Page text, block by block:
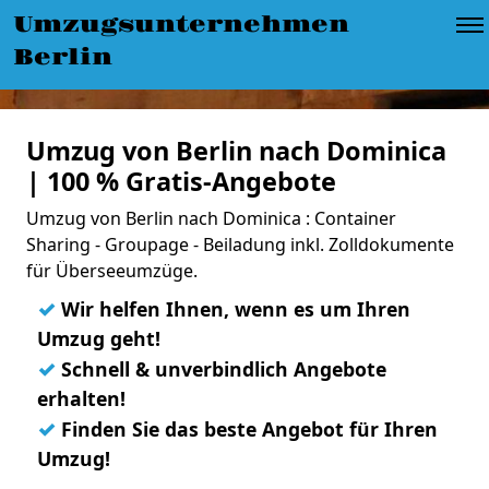
Umzugsunternehmen
Berlin
Umzug von Berlin nach Dominica
| 100 % Gratis-Angebote
Umzug von Berlin nach Dominica : Container
Sharing - Groupage - Beiladung inkl. Zolldokumente
für Überseeumzüge.
✓ Wir helfen Ihnen, wenn es um Ihren
Umzug geht!
✓ Schnell & unverbindlich Angebote
erhalten!
✓ Finden Sie das beste Angebot für Ihren
Umzug!